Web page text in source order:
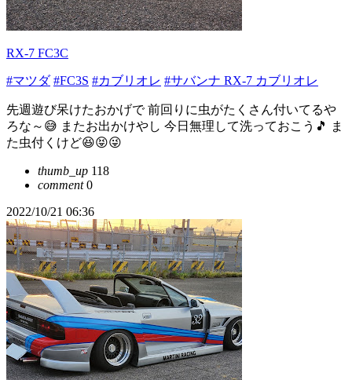
RX-7 FC3C
#マツダ #FC3S #カブリオレ #サバンナ RX-7 カブリオレ
先週遊び呆けたおかげで 前回りに虫がたくさん付いてるや
ろな～😅 またお出かけやし 今日無理して洗っておこう🎵 ま
た虫付くけど😆😝😜
thumb_up 118
comment0
2022/10/21 06:36